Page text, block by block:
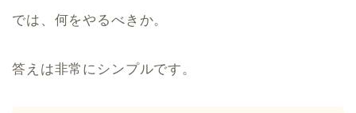
では、何をやるべきか。
答えは非常にシンプルです。